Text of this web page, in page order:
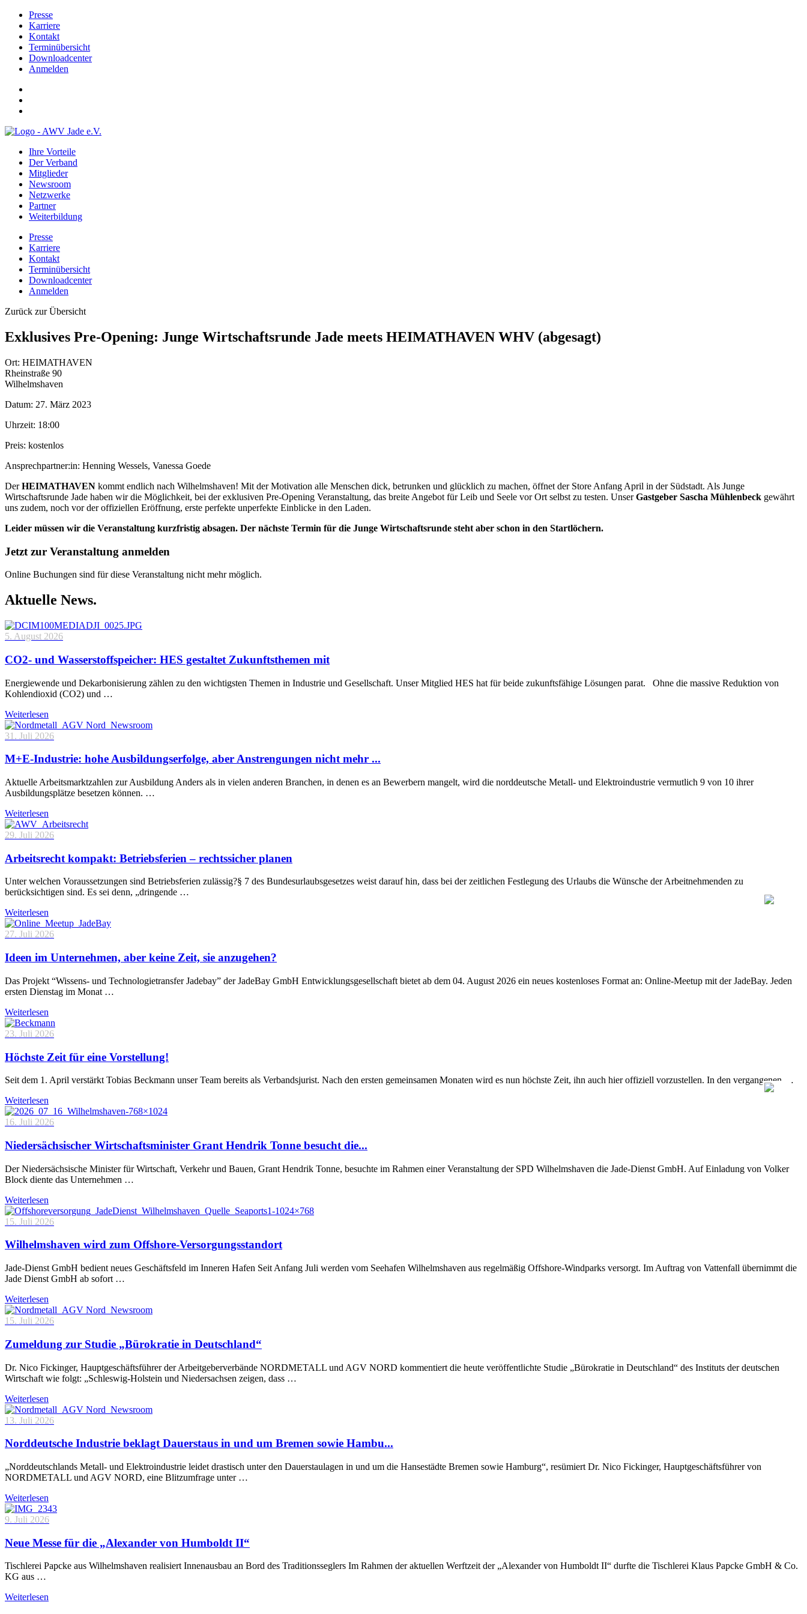
Presse
Karriere
Kontakt
Terminübersicht
Downloadcenter
Anmelden
Ihre Vorteile
Der Verband
Mitglieder
Newsroom
Netzwerke
Partner
Weiterbildung
Presse
Karriere
Kontakt
Terminübersicht
Downloadcenter
Anmelden
Zurück zur Übersicht
Exklusives Pre-Opening: Junge Wirtschaftsrunde Jade meets HEIMATHAVEN WHV (abgesagt)
Ort: HEIMATHAVEN
Rheinstraße 90
Wilhelmshaven
Datum: 27. März 2023
Uhrzeit: 18:00
Preis: kostenlos
Ansprechpartner:in: Henning Wessels, Vanessa Goede
DerHEIMATHAVEN kommt endlich nach Wilhelmshaven! Mit der Motivation alle Menschen dick, betrunken und glücklich zu machen, öffnet der Store Anfang April in der Südstadt. Als Junge
Wirtschaftsrunde Jade haben wir die Möglichkeit, bei der exklusiven Pre-Opening Veranstaltung, das breite Angebot für Leib und Seele vor Ort selbst zu testen. UnserGastgeber Sascha Mühlenbeck gewährt
uns zudem, noch vor der offiziellen Eröffnung, erste perfekte unperfekte Einblicke in den Laden.
Leider müssen wir die Veranstaltung kurzfristig absagen. Der nächste Termin für die Junge Wirtschaftsrunde steht aber schon in den Startlöchern.
Jetzt zur Veranstaltung anmelden
Online Buchungen sind für diese Veranstaltung nicht mehr möglich.
Aktuelle News.
5. August 2026
CO2- und Wasserstoffspeicher: HES gestaltet Zukunftsthemen mit
Energiewende und Dekarbonisierung zählen zu den wichtigsten Themen in Industrie und Gesellschaft. Unser Mitglied HES hat für beide zukunftsfähige Lösungen parat. Ohne die massive Reduktion von
Kohlendioxid (CO2) und …
Weiterlesen
31. Juli 2026
M+E-Industrie: hohe Ausbildungserfolge, aber Anstrengungen nicht mehr ...
Aktuelle Arbeitsmarktzahlen zur Ausbildung Anders als in vielen anderen Branchen, in denen es an Bewerbern mangelt, wird die norddeutsche Metall- und Elektroindustrie vermutlich 9 von 10 ihrer
Ausbildungsplätze besetzen können. …
Weiterlesen
29. Juli 2026
Arbeitsrecht kompakt: Betriebsferien – rechtssicher planen
Unter welchen Voraussetzungen sind Betriebsferien zulässig?§ 7 des Bundesurlaubsgesetzes weist darauf hin, dass bei der zeitlichen Festlegung des Urlaubs die Wünsche der Arbeitnehmenden zu
berücksichtigen sind. Es sei denn, „dringende …
Weiterlesen
27. Juli 2026
Ideen im Unternehmen, aber keine Zeit, sie anzugehen?
Das Projekt “Wissens- und Technologietransfer Jadebay” der JadeBay GmbH Entwicklungsgesellschaft bietet ab dem 04. August 2026 ein neues kostenloses Format an: Online-Meetup mit der JadeBay. Jeden
ersten Dienstag im Monat …
Weiterlesen
23. Juli 2026
Höchste Zeit für eine Vorstellung!
Seit dem 1. April verstärkt Tobias Beckmann unser Team bereits als Verbandsjurist. Nach den ersten gemeinsamen Monaten wird es nun höchste Zeit, ihn auch hier offiziell vorzustellen. In den vergangenen …
Weiterlesen
16. Juli 2026
Niedersächsischer Wirtschaftsminister Grant Hendrik Tonne besucht die...
Der Niedersächsische Minister für Wirtschaft, Verkehr und Bauen, Grant Hendrik Tonne, besuchte im Rahmen einer Veranstaltung der SPD Wilhelmshaven die Jade-Dienst GmbH. Auf Einladung von Volker
Block diente das Unternehmen …
Weiterlesen
15. Juli 2026
Wilhelmshaven wird zum Offshore-Versorgungsstandort
Jade-Dienst GmbH bedient neues Geschäftsfeld im Inneren Hafen Seit Anfang Juli werden vom Seehafen Wilhelmshaven aus regelmäßig Offshore-Windparks versorgt. Im Auftrag von Vattenfall übernimmt die
Jade Dienst GmbH ab sofort …
Weiterlesen
15. Juli 2026
Zumeldung zur Studie „Bürokratie in Deutschland“
Dr. Nico Fickinger, Hauptgeschäftsführer der Arbeitgeberverbände NORDMETALL und AGV NORD kommentiert die heute veröffentlichte Studie „Bürokratie in Deutschland“ des Instituts der deutschen
Wirtschaft wie folgt: „Schleswig-Holstein und Niedersachsen zeigen, dass …
Weiterlesen
13. Juli 2026
Norddeutsche Industrie beklagt Dauerstaus in und um Bremen sowie Hambu...
„Norddeutschlands Metall- und Elektroindustrie leidet drastisch unter den Dauerstaulagen in und um die Hansestädte Bremen sowie Hamburg“, resümiert Dr. Nico Fickinger, Hauptgeschäftsführer von
NORDMETALL und AGV NORD, eine Blitzumfrage unter …
Weiterlesen
9. Juli 2026
Neue Messe für die „Alexander von Humboldt II“
Tischlerei Papcke aus Wilhelmshaven realisiert Innenausbau an Bord des Traditionsseglers Im Rahmen der aktuellen Werftzeit der „Alexander von Humboldt II“ durfte die Tischlerei Klaus Papcke GmbH & Co.
KG aus …
Weiterlesen